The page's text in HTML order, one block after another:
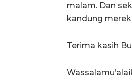
malam. Dan
kandung
Terima kasih